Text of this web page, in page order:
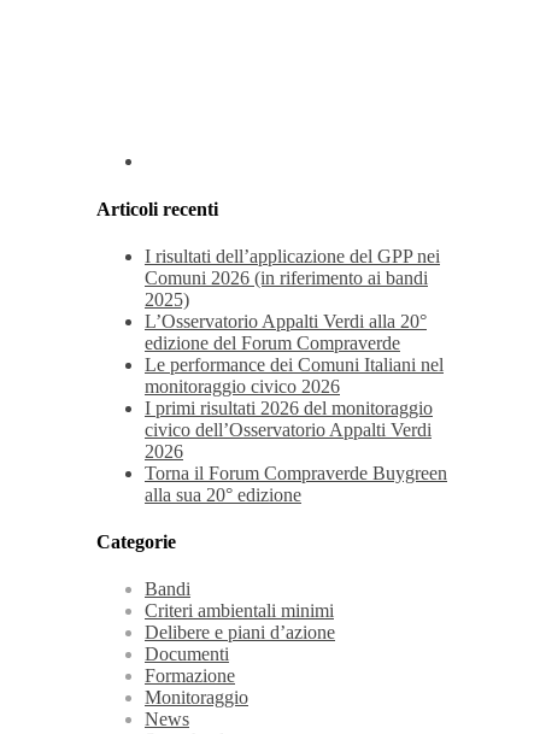
Articoli recenti
I risultati dell’applicazione del GPP nei
Comuni 2026 (in riferimento ai bandi
2025)
L’Osservatorio Appalti Verdi alla 20°
edizione del Forum Compraverde
Le performance dei Comuni Italiani nel
monitoraggio civico 2026
I primi risultati 2026 del monitoraggio
civico dell’Osservatorio Appalti Verdi
2026
Torna il Forum Compraverde Buygreen
alla sua 20° edizione
Categorie
Bandi
Criteri ambientali minimi
Delibere e piani d’azione
Documenti
Formazione
Monitoraggio
News